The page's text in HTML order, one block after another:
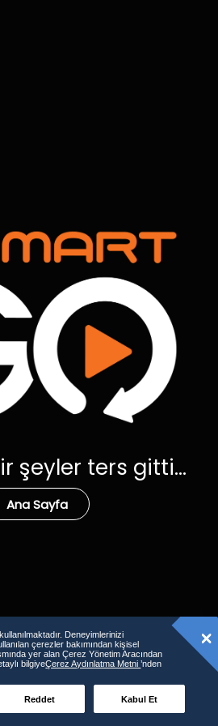
şeyler ters gitti...
Ana Sayfa
Deneyimlerinizi
çerezler bakımından kişisel
yer alan Çerez Yönetim Aracından
bilgiyeÇerez Aydınlatma Metni’nden
Reddet Kabul Et